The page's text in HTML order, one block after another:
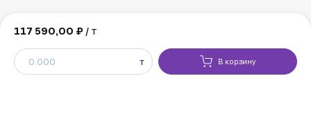
117 590,00 ₽ / т
т В корзину